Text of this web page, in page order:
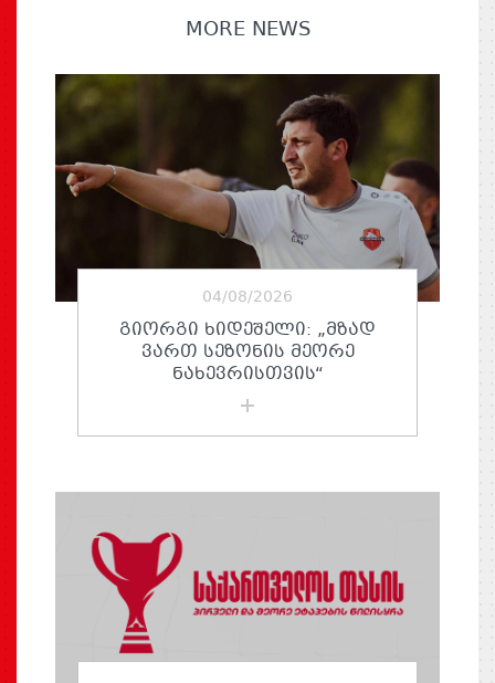
MORE NEWS
04/08/2026
ᲒᲘᲝᲠᲒᲘ ᲮᲘᲓᲔᲨᲔᲚᲘ: „ᲛᲖᲐᲓ
ᲕᲐᲠᲗ ᲡᲔᲖᲝᲜᲘᲡ ᲛᲔᲝᲠᲔ
ᲜᲐᲮᲔᲕᲠᲘᲡᲗᲕᲘᲡ“